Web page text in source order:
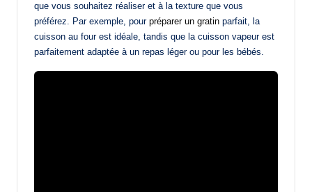
que vous souhaitez réaliser et à la texture que vous
préférez. Par exemple, pour préparer un gratin parfait, la
cuisson au four est idéale, tandis que la cuisson vapeur est
parfaitement adaptée à un repas léger ou pour les bébés.